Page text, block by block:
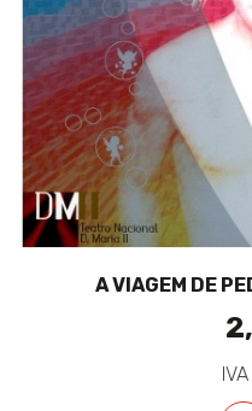
A VIAGEM DE